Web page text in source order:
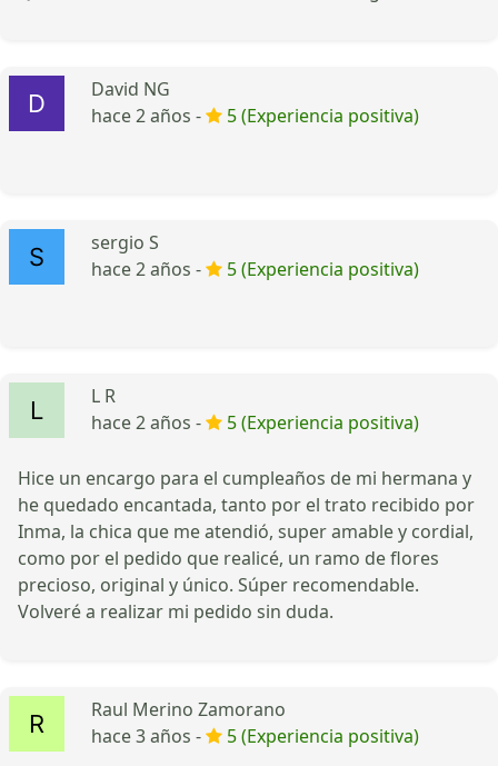
David NG
hace 2 años -
5 (Experiencia positiva)
sergio S
hace 2 años -
5 (Experiencia positiva)
L R
hace 2 años -
5 (Experiencia positiva)
Hice un encargo para el cumpleaños de mi hermana y
he quedado encantada, tanto por el trato recibido por
Inma, la chica que me atendió, super amable y cordial,
como por el pedido que realicé, un ramo de flores
precioso, original y único. Súper recomendable.
Volveré a realizar mi pedido sin duda.
Raul Merino Zamorano
hace 3 años -
5 (Experiencia positiva)